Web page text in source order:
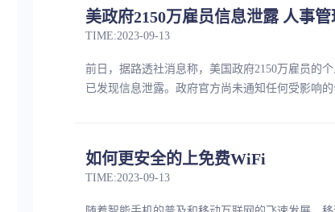
美政府2150万雇员信息泄露 人事
TIME:2023-09-13
前日，据路透社消息称，美国政府2150万雇员的
已发现信息泄露。政府官方尚未通知任何受影响
如何更安全的上免费WiFi
TIME:2023-09-13